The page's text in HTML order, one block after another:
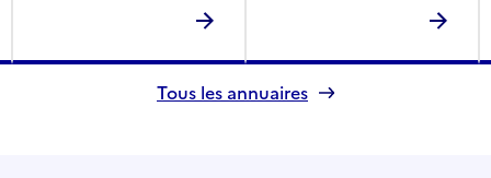
Tous les annuaires